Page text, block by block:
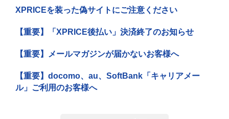
XPRICEを装った偽サイトにご注意ください
【重要】「XPRICE後払い」決済終了のお知らせ
【重要】メールマガジンが届かないお客様へ
【重要】docomo、au、SoftBank「キャリアメー
ル」ご利用のお客様へ